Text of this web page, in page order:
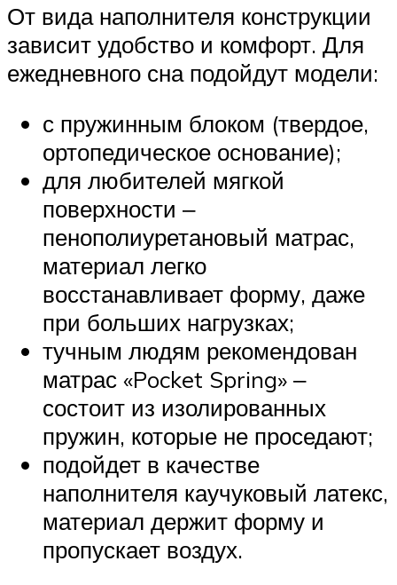
От вида наполнителя конструкции
зависит удобство и комфорт. Для
ежедневного сна подойдут модели:
с пружинным блоком (твердое,
ортопедическое основание);
для любителей мягкой
поверхности ‒
пенополиуретановый матрас,
материал легко
восстанавливает форму, даже
при больших нагрузках;
тучным людям рекомендован
матрас «Pocket Spring» ‒
состоит из изолированных
пружин, которые не проседают;
подойдет в качестве
наполнителя каучуковый латекс,
материал держит форму и
пропускает воздух.